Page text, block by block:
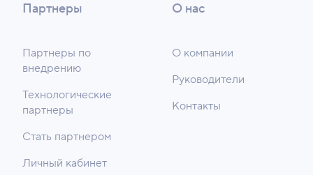
Партнеры
Партнеры по
внедрению
Технологические
партнеры
Стать партнером
Личный кабинет
О нас
О компании
Руководители
Контакты